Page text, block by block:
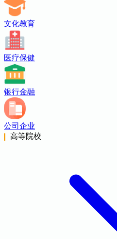
文化教育
医疗保健
银行金融
公司企业
高等院校